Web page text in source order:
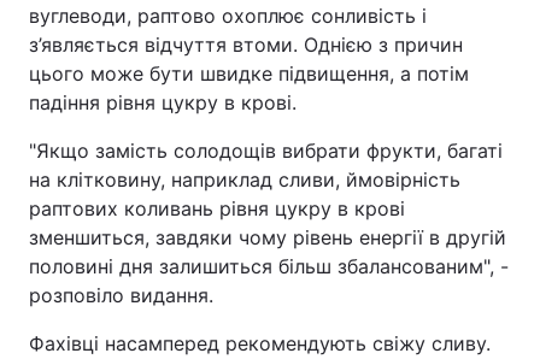
вуглеводи, раптово охоплює сонливість і
з’являється відчуття втоми. Однією з причин
цього може бути швидке підвищення, а потім
падіння рівня цукру в крові.
"Якщо замість солодощів вибрати фрукти, багаті
на клітковину, наприклад сливи, ймовірність
раптових коливань рівня цукру в крові
зменшиться, завдяки чому рівень енергії в другій
половині дня залишиться більш збалансованим", -
розповіло видання.
Фахівці насамперед рекомендують свіжу сливу.